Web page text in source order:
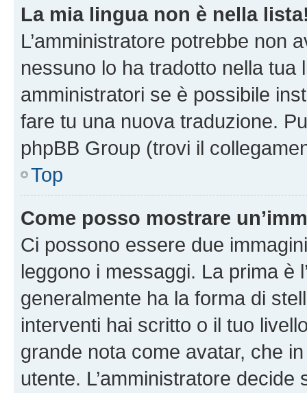
La mia lingua non è nella
L’amministratore potrebbe non
nessuno lo ha tradotto nella tua
amministratori se è possibile
fare tu una nuova traduzione.
phpBB Group (trovi il
Top
Come posso mostrare
Ci possono essere due
leggono i messaggi. La prima è
generalmente ha la forma di
interventi hai scritto o il tuo
grande nota come avatar, che
utente. L’amministratore